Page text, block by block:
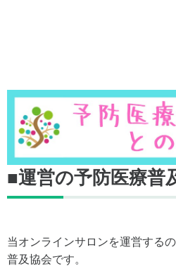
■運営の予防医療普
当オンラインサロンを運営する
普及協会です。